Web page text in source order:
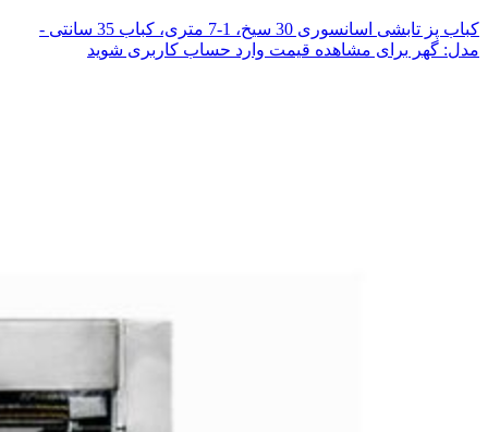
کباب پز تابشی اسانسوری 30 سیخ، 1-7 متری، کباب 35 سانتی -
مدل: گهر برای مشاهده قیمت وارد حساب کاربری شوید